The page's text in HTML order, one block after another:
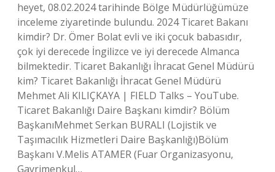
heyet, 08.02.2024 tarihinde Bölge Müdürlüğümüze
inceleme ziyaretinde bulundu. 2024 Ticaret Bakanı
kimdir? Dr. Ömer Bolat evli ve iki çocuk babasıdır,
çok iyi derecede İngilizce ve iyi derecede Almanca
bilmektedir. Ticaret Bakanlığı İhracat Genel Müdürü
kim? Ticaret Bakanlığı İhracat Genel Müdürü
Mehmet Ali KILIÇKAYA | FIELD Talks – YouTube.
Ticaret Bakanlığı Daire Başkanı kimdir? Bölüm
BaşkanıMehmet Serkan BURALI (Lojistik ve
Taşımacılık Hizmetleri Daire Başkanlığı)Bölüm
Başkanı V.Melis ATAMER (Fuar Organizasyonu,
Gayrimenkul…